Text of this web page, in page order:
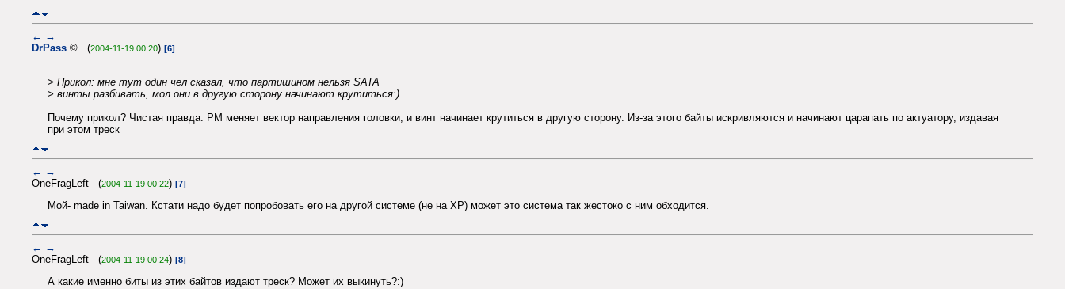
← →
DrPass © (2004-11-19 00:20) [6]
> Прикол: мне тут один чел сказал, что партишином нельзя SATA
> винты разбивать, мол они в другую сторону начинают крутиться:)
Почему прикол? Чистая правда. PM меняет вектор направления головки, и винт начинает крутиться в другую сторону. Из-за этого байты искривляются и начинают царапать по актуатору, издавая
при этом треск
← →
OneFragLeft (2004-11-19 00:22) [7]
Мой- made in Taiwan. Кстати надо будет попробовать его на другой системе (не на XP) может это система так жестоко с ним обходится.
← →
OneFragLeft (2004-11-19 00:24) [8]
А какие именно биты из этих байтов издают треск? Может их выкинуть?:)